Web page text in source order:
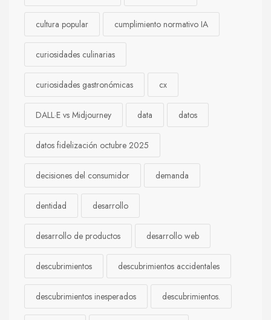
cultura popular cumplimiento normativo IA
curiosidades culinarias
curiosidades gastronómicas cx
DALL·E vs Midjourney data datos
datos fidelización octubre 2025
decisiones del consumidor demanda
dentidad desarrollo
desarrollo de productos desarrollo web
descubrimientos descubrimientos accidentales
descubrimientos inesperados descubrimientos.